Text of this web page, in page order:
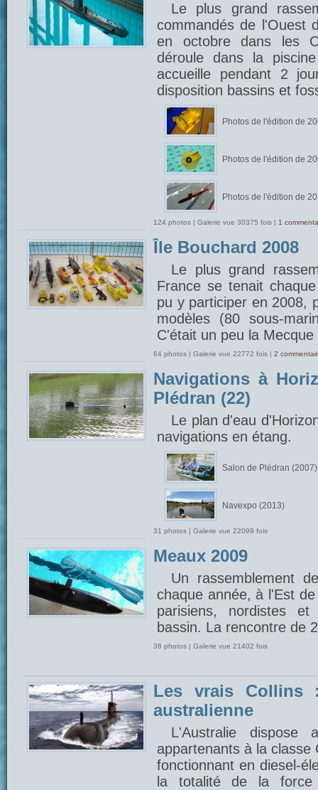
Le plus grand
commandés de l'Ouest
en octobre dans les
déroule dans la
accueille pendant 2
disposition bassins et
Photos de l'édition de
Photos de l'édition de
Photos de l'édition de
124 photos | Galerie vue 30375 fois | 1
Île Bouchard 2008
Le plus grand
France se tenait
pu y participer en 2008,
modèles (80 sous-
C'était un peu la
64 photos | Galerie vue 22772 fois | 2
Navigations à
Plédran (22)
Le plan d'eau
navigations en étang.
Salon de Plédran (2007)
Navexpo (2013)
31 photos | Galerie vue 22099 fois
Meaux 2009
Un rassemblement
chaque année, à l'Est
parisiens, nordistes
bassin. La rencontre de
38 photos | Galerie vue 21402 fois
Les vrais Collins
australienne
L'Australie dispose
appartenants à la classe
fonctionnant en diesel-
la totalité de la force